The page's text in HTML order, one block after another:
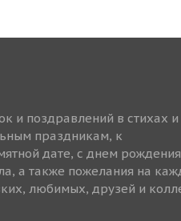
и поздравлений в стихах и
праздникам, к
дате, с днем
а также пожелания на
любимых, друзей и